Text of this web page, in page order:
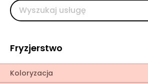
Fryzjerstwo
Koloryzacja